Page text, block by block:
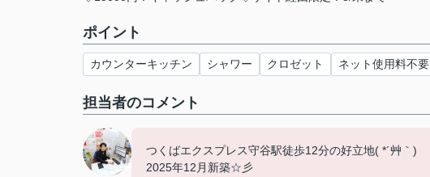
ポイント
カウンターキッチン シャワー クロゼット ネット使用料不要
担当者のコメント
つくばエクスプレス守谷駅徒歩12分の好立地( *´艸｀)
2025年12月新築☆彡